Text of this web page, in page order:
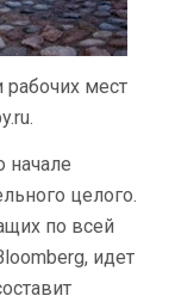
рабочих мест
начале
целого.
по всей
идет